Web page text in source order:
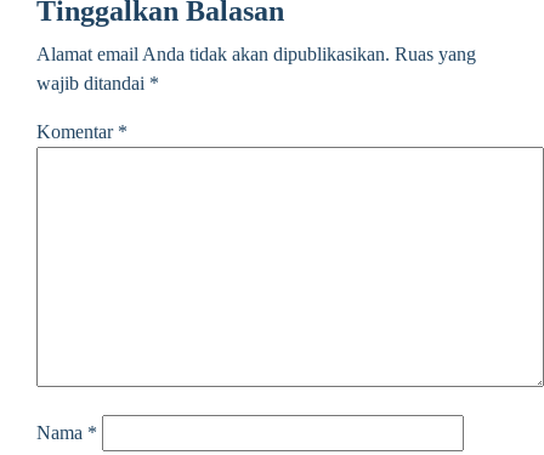
Tinggalkan Balasan
Alamat email Anda tidak akan dipublikasikan. Ruas yang
wajib ditandai *
Komentar *
Nama *